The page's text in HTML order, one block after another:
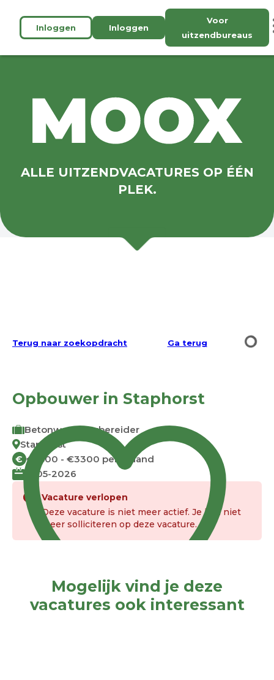
Inloggen Inloggen
Voor
uitzendbureaus
ALLE UITZENDVACATURES OP ÉÉN
PLEK.
Terug naar zoekopdracht Ga terug
Opbouwer in Staphorst
Betonwerkvoorbereider
Staphorst
€ €2500 - €3300 per maand
11-05-2026
Vacature verlopen
Deze vacature is niet meer actief. Je kan niet
meer solliciteren op deze vacature.
Mogelijk vind je deze
vacatures ook interessant